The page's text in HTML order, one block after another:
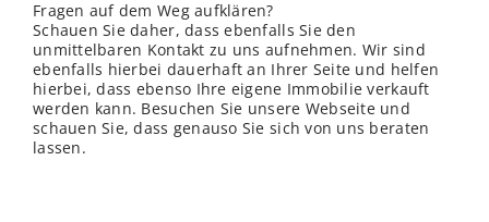
Fragen auf dem Weg aufklären?
Schauen Sie daher, dass ebenfalls Sie den
unmittelbaren Kontakt zu uns aufnehmen. Wir sind
ebenfalls hierbei dauerhaft an Ihrer Seite und helfen
hierbei, dass ebenso Ihre eigene Immobilie verkauft
werden kann. Besuchen Sie unsere Webseite und
schauen Sie, dass genauso Sie sich von uns beraten
lassen.